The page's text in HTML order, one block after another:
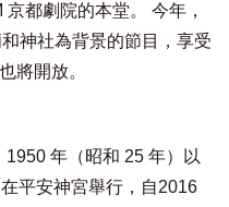
都劇院的本堂。 今年，
神社為背景的節目，享受
將開放。
年（昭和 25 年）以
平安神宮舉行，自2016